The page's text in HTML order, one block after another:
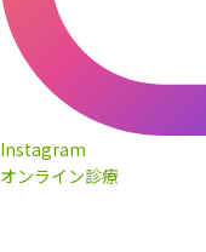
Instagram
オンライン診療